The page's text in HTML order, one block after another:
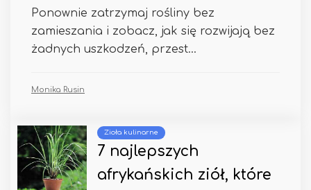
Ponownie zatrzymaj rośliny bez
zamieszania i zobacz, jak się rozwijają bez
żadnych uszkodzeń, przest...
Monika Rusin
Zioła kulinarne
7 najlepszych
afrykańskich ziół, które